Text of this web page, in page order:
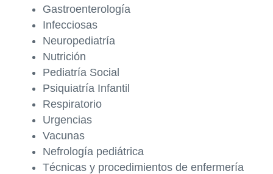
Gastroenterología
Infecciosas
Neuropediatría
Nutrición
Pediatría Social
Psiquiatría Infantil
Respiratorio
Urgencias
Vacunas
Nefrología pediátrica
Técnicas y procedimientos de enfermería